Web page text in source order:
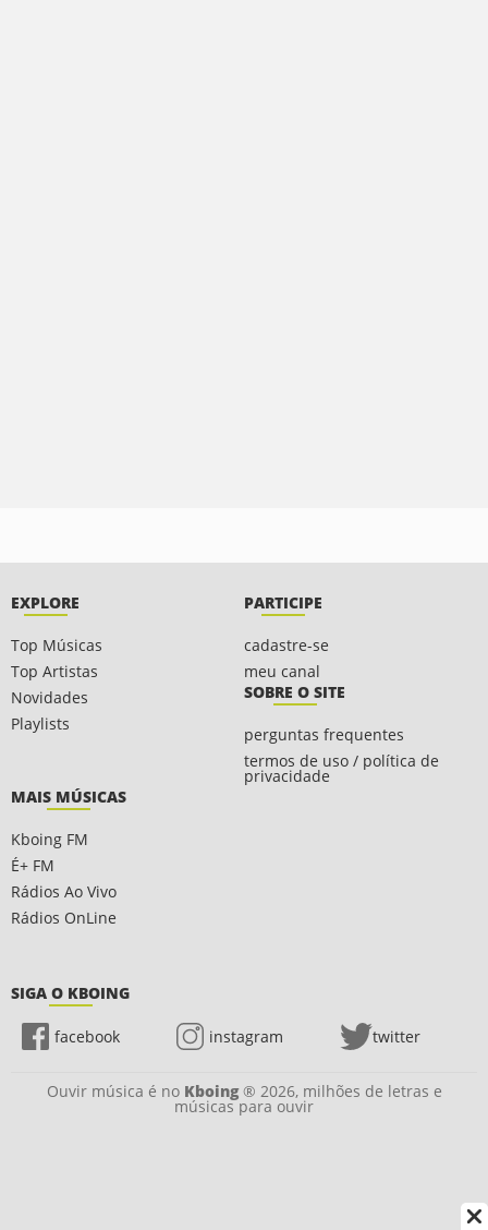
EXPLORE
Top Músicas
Top Artistas
Novidades
Playlists
PARTICIPE
cadastre-se
meu canal
SOBRE O SITE
perguntas frequentes
termos de uso / política de
privacidade
MAIS MÚSICAS
Kboing FM
É+ FM
Rádios Ao Vivo
Rádios OnLine
SIGA O KBOING
facebook instagram twitter
Ouvir música é no Kboing® 2026, milhões de letras e
músicas para ouvir